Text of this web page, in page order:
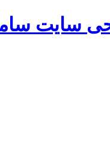
سایت